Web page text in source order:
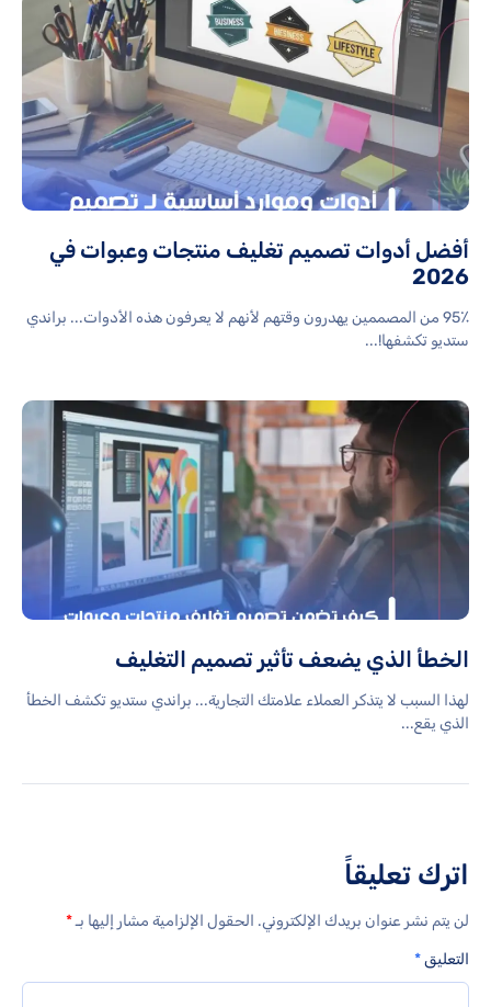
أفضل أدوات تصميم تغليف منتجات وعبوات في
2026
95٪ من المصممين يهدرون وقتهم لأنهم لا يعرفون هذه الأدوات... براندي
ستديو تكشفها!...
الخطأ الذي يضعف تأثير تصميم التغليف
لهذا السبب لا يتذكر العملاء علامتك التجارية... براندي ستديو تكشف الخطأ
الذي يقع...
اترك تعليقاً
لن يتم نشر عنوان بريدك الإلكتروني. الحقول الإلزامية مشار إليها بـ*
التعليق*